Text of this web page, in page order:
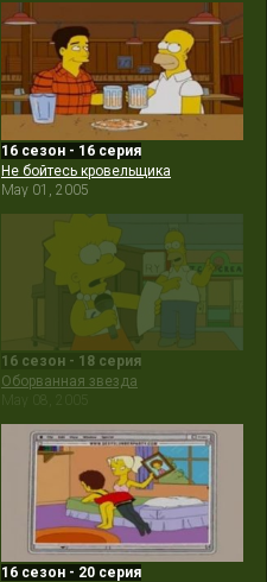
16 сезон - 16 серия
Не бойтесь кровельщика
May 01, 2005
16 сезон - 18 серия
Оборванная звезда
May 08, 2005
16 сезон - 20 серия